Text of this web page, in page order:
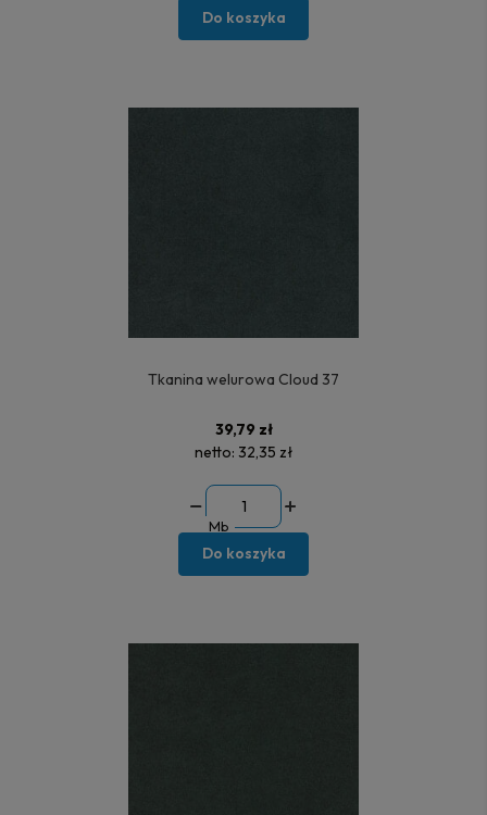
Do koszyka
Tkanina welurowa Cloud 37
39,79 zł
netto: 32,35 zł
Mb
Do koszyka